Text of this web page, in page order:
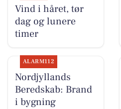
Vind i håret, tør
dag og lunere
timer
ALARM112
Nordjyllands
Beredskab: Brand
i bygning